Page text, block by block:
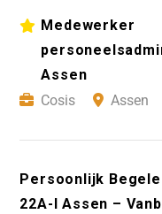
Medewerker
Assen
Cosis
Assen
Persoonlijk
22A-I Assen –